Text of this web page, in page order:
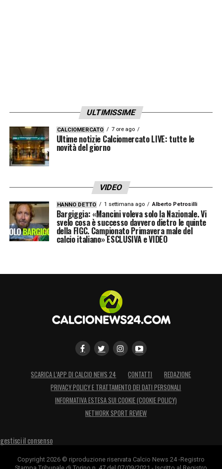
ULTIMISSIME
CALCIOMERCATO 7 ore ago
Ultime notizie Calciomercato LIVE: tutte le
novità del giorno
VIDEO
HANNO DETTO 1 settimana ago Alberto Petrosilli
Bargiggia: «Mancini voleva solo la Nazionale. Vi
svelo cosa è successo davvero dietro le quinte
della FIGC. Campionato Primavera male del
calcio italiano» ESCLUSIVA e VIDEO
SCARICA L’APP DI CALCIO NEWS 24 CONTATTI
REDAZIONE
PRIVACY POLICY E TRATTAMENTO DEI DATI PERSONALI
INFORMATIVA ESTESA SUI COOKIE (COOKIE POLICY)
NETWORK SPORT REVIEW
gestisci il consenso
Copyright 2026 © riproduzione riservata Calcio News 24 -Registro